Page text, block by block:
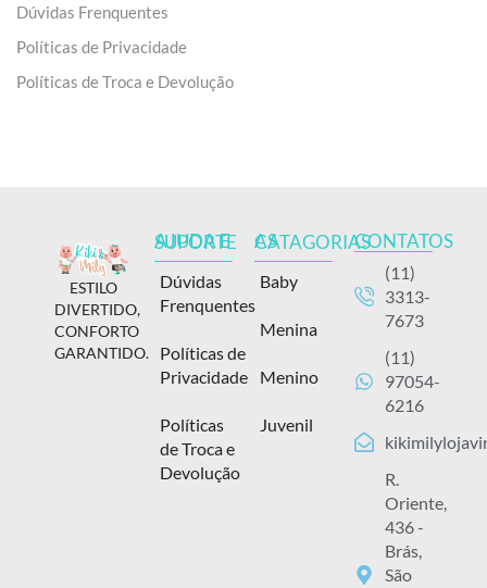
Dúvidas Frenquentes
Políticas de Privacidade
Políticas de Troca e Devolução
ESTILO
DIVERTIDO,
CONFORTO
GARANTIDO.
AJUDA E SUPORTE
Dúvidas
Frenquentes
Políticas de
Privacidade
Políticas
de Troca e
Devolução
AS CATAGORIAS
Baby
Menina
Menino
Juvenil
CONTATOS
(11)
3313-
7673
(11)
97054-
6216
R.
Oriente,
436 -
Brás,
São